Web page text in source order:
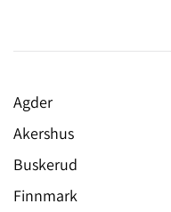
Agder
Akershus
Buskerud
Finnmark